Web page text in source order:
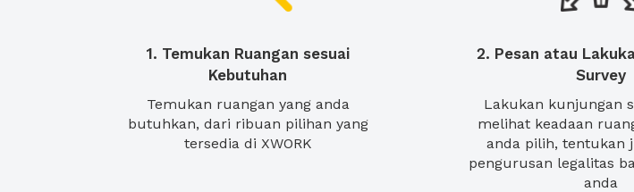
1. Temukan Ruangan sesuai
Kebutuhan
Temukan ruangan yang anda
butuhkan, dari ribuan pilihan yang
tersedia di XWORK
2. Pesan atau
Survey
Lakukan kunjungan
melihat keadaan
anda pilih, tentukan
pengurusan legalitas
anda